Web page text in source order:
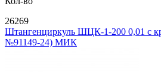
26269
Штангенциркуль ШЦК-1-200 0,01 с
№91149-24) МИК